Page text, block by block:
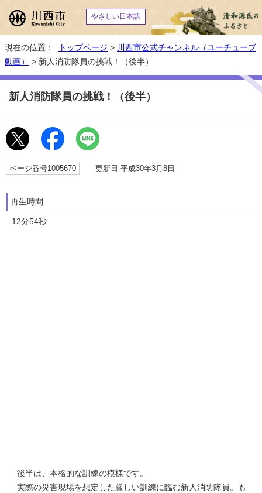
やさしい日本語
現在の位置： トップページ > 川西市公式チャンネル（ユーチューブ
動画）
> 新人消防隊員の挑戦！（後半）
新人消防隊員の挑戦！（後半）
ページ番号1005670 更新日 平成30年3月8日
再生時間
12分54秒
後半は、本格的な訓練の模様です。
実際の災害現場を想定した厳しい訓練に臨む新人消防隊員。も